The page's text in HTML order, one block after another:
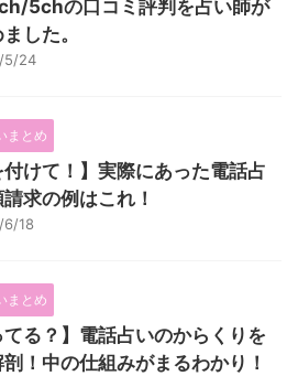
5chの口コミ評判を占い師が
した。
5/24
まとめ
付けて！】実際にあった電話占
求の例はこれ！
18
まとめ
てる？】電話占いのからくりを
！中の仕組みがまるわかり！